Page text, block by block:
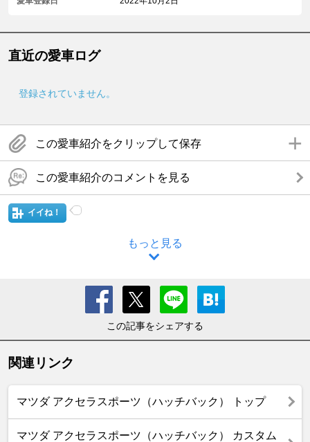
直近の愛車ログ
登録されていません。
この愛車紹介をクリップして保存
この愛車紹介のコメントを見る
イイね！
もっと見る
この記事をシェアする
関連リンク
マツダ アクセラスポーツ（ハッチバック） トップ
マツダ アクセラスポーツ（ハッチバック） カスタム